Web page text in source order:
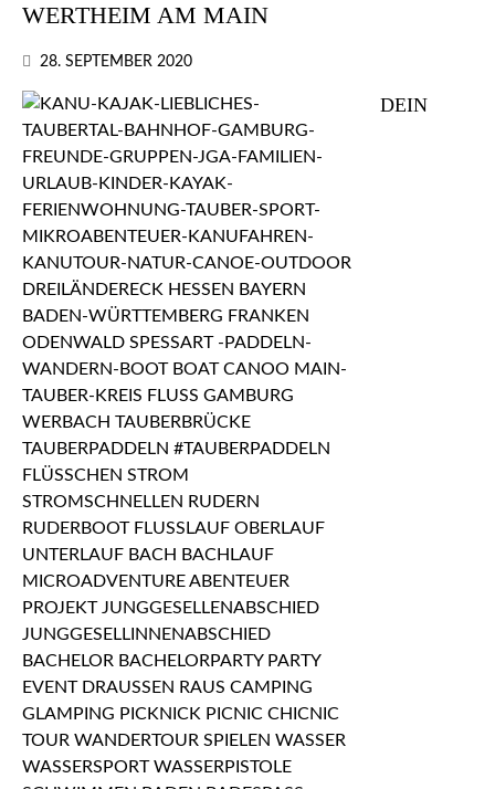
WERTHEIM AM MAIN
28. SEPTEMBER 2020
DEIN